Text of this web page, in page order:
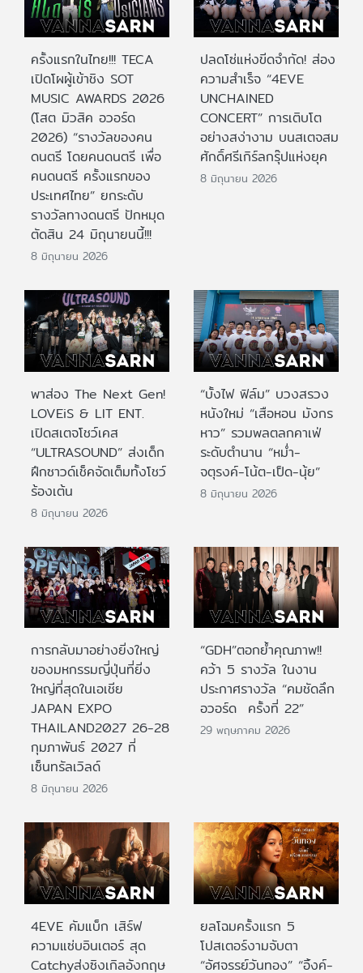
ครั้งแรกในไทย!!! TECA
เปิดโผผู้เข้าชิง SOT
MUSIC AWARDS 2026
(โสต มิวสิค อวอร์ด
2026) “รางวัลของคน
ดนตรี โดยคนดนตรี เพื่อ
คนดนตรี ครั้งแรกของ
ประเทศไทย” ยกระดับ
รางวัลทางดนตรี ปักหมุด
ตัดสิน 24 มิถุนายนนี้!!!
8 มิถุนายน 2026
ปลดโซ่แห่งขีดจำกัด! ส่อง
ความสำเร็จ “4EVE
UNCHAINED
CONCERT” การเติบโต
อย่างสง่างาม บนสเตจสม
ศักดิ์ศรีเกิร์ลกรุ๊ปแห่งยุค
8 มิถุนายน 2026
พาส่อง The Next Gen!
LOVEiS & LIT ENT.
เปิดสเตจโชว์เคส
“ULTRASOUND” ส่งเด็ก
ฝึกซาวด์เช็คจัดเต็มทั้งโชว์
ร้องเต้น
8 มิถุนายน 2026
“บั้งไฟ ฟิล์ม” บวงสรวง
หนังใหม่ “เสือหอน มังกร
หาว” รวมพลตลกคาเฟ่
ระดับตำนาน “หม่ำ-
จตุรงค์-โน้ต-เป็ด-นุ้ย”
8 มิถุนายน 2026
การกลับมาอย่างยิ่งใหญ่
ของมหกรรมญี่ปุ่นที่ยิ่ง
ใหญ่ที่สุดในเอเชีย
JAPAN EXPO
THAILAND2027 26-28
กุมภาพันธ์ 2027 ที่
เซ็นทรัลเวิลด์
8 มิถุนายน 2026
“GDH”ตอกย้ำคุณภาพ!!
คว้า 5 รางวัล ในงาน
ประกาศรางวัล “คมชัดลึก
อวอร์ด ครั้งที่ 22”
29 พฤษภาคม 2026
4EVE คัมแบ็ก เสิร์ฟ
ความแซ่บอินเตอร์ สุด
Catchyส่งซิงเกิลอังกฤษ
ยลโฉมครั้งแรก 5
โปสเตอร์งามจับตา
“อัศจรรย์วันทอง” “อิ้งค์-